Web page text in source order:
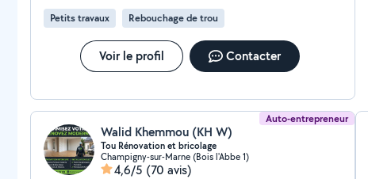
Petits travaux Rebouchage de trou
Voir le profil Contacter
Auto-entrepreneur
Walid Khemmou (KH W)
Tou Rénovation et bricolage
Champigny-sur-Marne (Bois l'Abbe 1)
4,6/5 (70 avis)